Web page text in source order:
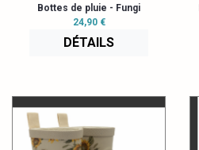
Bottes de pluie - Fungi
24,90 €
DÉTAILS